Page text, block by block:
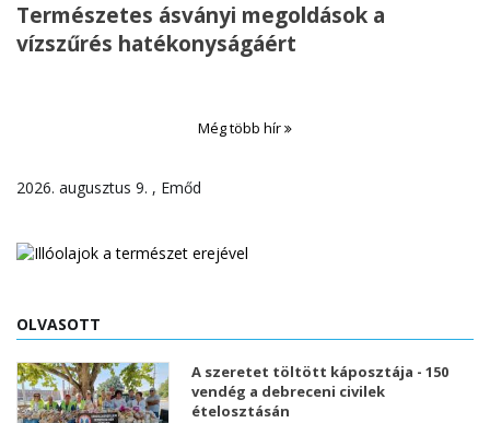
Természetes ásványi megoldások a
vízszűrés hatékonyságáért
Még több hír
2026. augusztus 9. , Emőd
OLVASOTT
A szeretet töltött káposztája - 150
vendég a debreceni civilek
ételosztásán